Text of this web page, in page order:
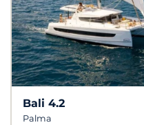
Bali 4.2
Palma